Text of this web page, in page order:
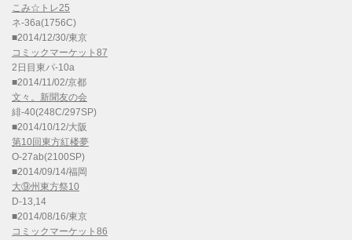
こみ☆トレ25
ネ-36a(1756C)
■2014/12/30/東京
コミックマーケット87
2日目東パ-10a
■2014/11/02/京都
文々。新聞友の会
緋-40(248C/297SP)
■2014/10/12/大阪
第10回東方紅楼夢
O-27ab(2100SP)
■2014/09/14/福岡
大⑨州東方祭10
D-13,14
■2014/08/16/東京
コミックマーケット86